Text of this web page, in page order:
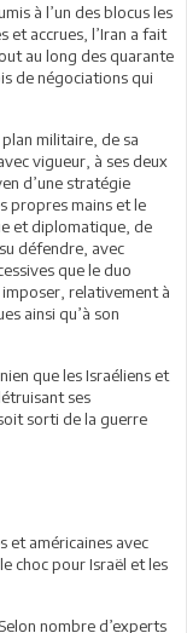
à l’un des blocus les
et accrues, l’Iran a fait
au long des quarante
de négociations qui
militaire, de sa
vigueur, à ses deux
d’une stratégie
propres mains et le
et diplomatique, de
défendre, avec
que le duo
relativement à
ainsi qu’à son
que les Israéliens et
ses
sorti de la guerre
et américaines avec
choc pour Israël et les
nombre d’experts